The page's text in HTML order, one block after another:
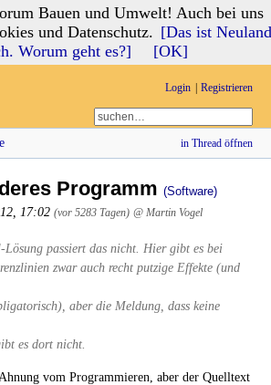
Bauen und Umwelt
Login Registrieren
in Thread öffnen
Programm (Software)
17:02 (vor 5283 Tagen) @ Martin Vogel
Lösung passiert das nicht. Hier gibt es bei
zwar auch recht putzige Effekte (und
aber die Meldung, dass keine
es dort nicht.
vom Programmieren, aber der Quelltext
Bauen und Umwelt! Auch bei uns
und Datenschutz. [Das ist Neuland
Worum geht es?]
[OK]